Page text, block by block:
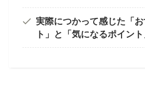
実際につかって感じた「
ト」と「気になるポイント